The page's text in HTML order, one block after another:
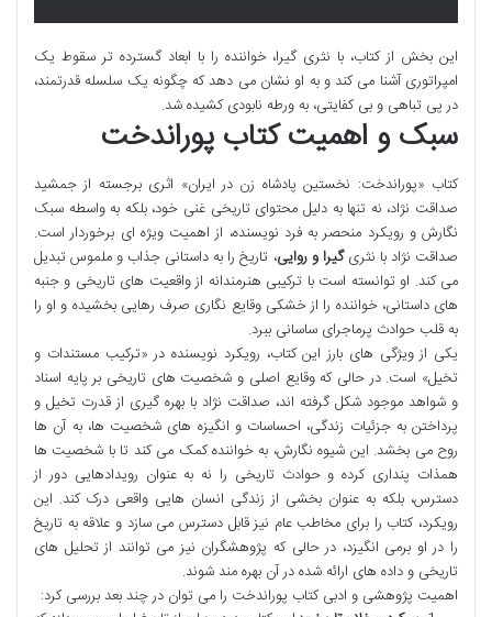
این بخش از کتاب، با نثری گیرا، خواننده را با ابعاد گسترده تر سقوط یک
امپراتوری آشنا می کند و به او نشان می دهد که چگونه یک سلسله قدرتمند،
در پی تباهی و بی کفایتی، به ورطه نابودی کشیده شد.
سبک و اهمیت کتاب پوراندخت
کتاب «پوراندخت: نخستین پادشاه زن در ایران» اثری برجسته از جمشید
صداقت نژاد، نه تنها به دلیل محتوای تاریخی غنی خود، بلکه به واسطه سبک
نگارش و رویکرد منحصر به فرد نویسنده، از اهمیت ویژه ای برخوردار است.
صداقت نژاد با نثریگیرا و روایی، تاریخ را به داستانی جذاب و ملموس تبدیل
می کند. او توانسته است با ترکیبی هنرمندانه از واقعیت های تاریخی و جنبه
های داستانی، خواننده را از خشکی وقایع نگاری صرف رهایی بخشیده و او را
به قلب حوادث پرماجرای ساسانی ببرد.
یکی از ویژگی های بارز این کتاب، رویکرد نویسنده در «ترکیب مستندات و
تخیل» است. در حالی که وقایع اصلی و شخصیت های تاریخی بر پایه اسناد
و شواهد موجود شکل گرفته اند، صداقت نژاد با بهره گیری از قدرت تخیل و
پرداختن به جزئیات زندگی، احساسات و انگیزه های شخصیت ها، به آن ها
روح می بخشد. این شیوه نگارش، به خواننده کمک می کند تا با شخصیت ها
همذات پنداری کرده و حوادث تاریخی را نه به عنوان رویدادهایی دور از
دسترس، بلکه به عنوان بخشی از زندگی انسان هایی واقعی درک کند. این
رویکرد، کتاب را برای مخاطب عام نیز قابل دسترس می سازد و علاقه به تاریخ
را در او برمی انگیزد، در حالی که پژوهشگران نیز می توانند از تحلیل های
تاریخی و داده های ارائه شده در آن بهره مند شوند.
اهمیت پژوهشی و ادبی کتاب پوراندخت را می توان در چند بعد بررسی کرد: